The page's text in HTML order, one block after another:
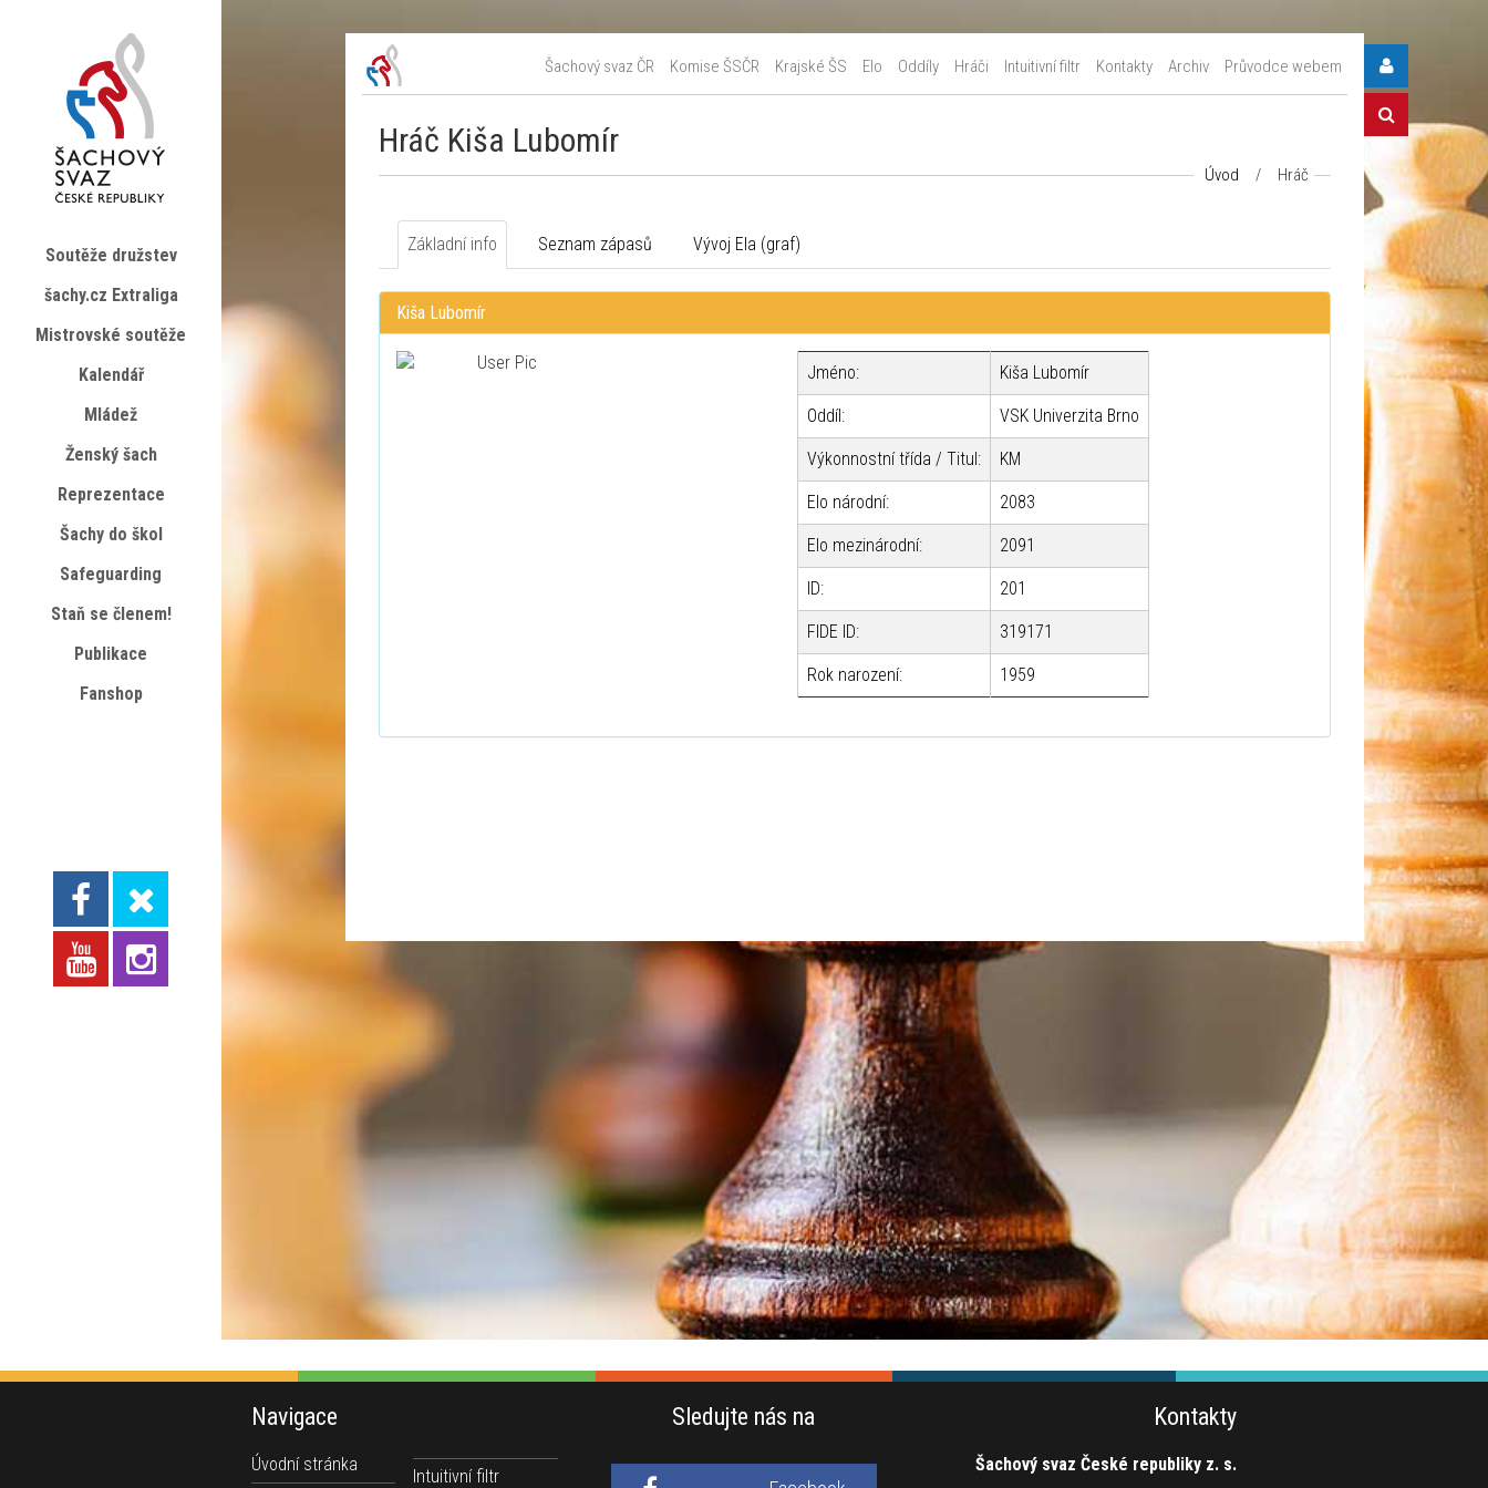
Šachový svaz ČR Komise ŠSČR Krajské ŠS Elo Oddíly Hráči Intuitivní filtr Kontakty Archiv Průvodce webem
Hráč Kiša Lubomír
Úvod / Hráč
Základní info Seznam zápasů Vývoj Ela (graf)
Kiša Lubomír
Jméno: Kiša Lubomír
Oddíl: VSK Univerzita Brno
Výkonnostní třída / Titul: KM
Elo národní: 2083
Elo mezinárodní: 2091
ID: 201
FIDE ID: 319171
Rok narození: 1959
Soutěže družstev
šachy.cz Extraliga
Mistrovské soutěže
Kalendář
Mládež
Ženský šach
Reprezentace
Šachy do škol
Safeguarding
Staň se členem!
Publikace
Fanshop
Navigace
Úvodní stránka
Intuitivní filtr
Sledujte nás na Kontakty
Šachový svaz České republiky z. s.